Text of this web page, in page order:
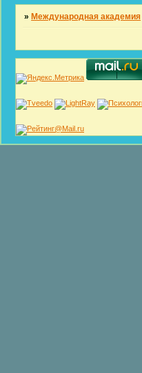
» Международная академия